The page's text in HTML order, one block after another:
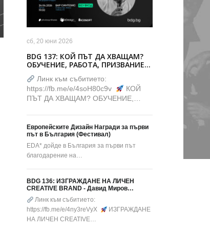
сб, 20 юни 2026
BDG 137: КОЙ ПЪТ ДА ХВАЩАМ?
ОБУЧЕНИЕ, РАБОТА, ПРИЗВАНИЕ…
Линк към събитието:
https://fb.me/e/4soH80c9v
КОЙ
ПЪТ ДА ХВАЩАМ? ОБУЧЕНИЕ,…
Европейските Дизайн Награди за първи
път в България (Фестивал)
EDA* дойде в България за първи път
благодарение на…
BDG 136: ИЗГРАЖДАНЕ НА ЛИЧЕН
CREATIVE BRAND - Давид Миров…
Линк към събитието:
https://fb.me/e/4ny3reVyX
ИЗГРАЖДАНЕ
НА ЛИЧЕН CREATIVE…